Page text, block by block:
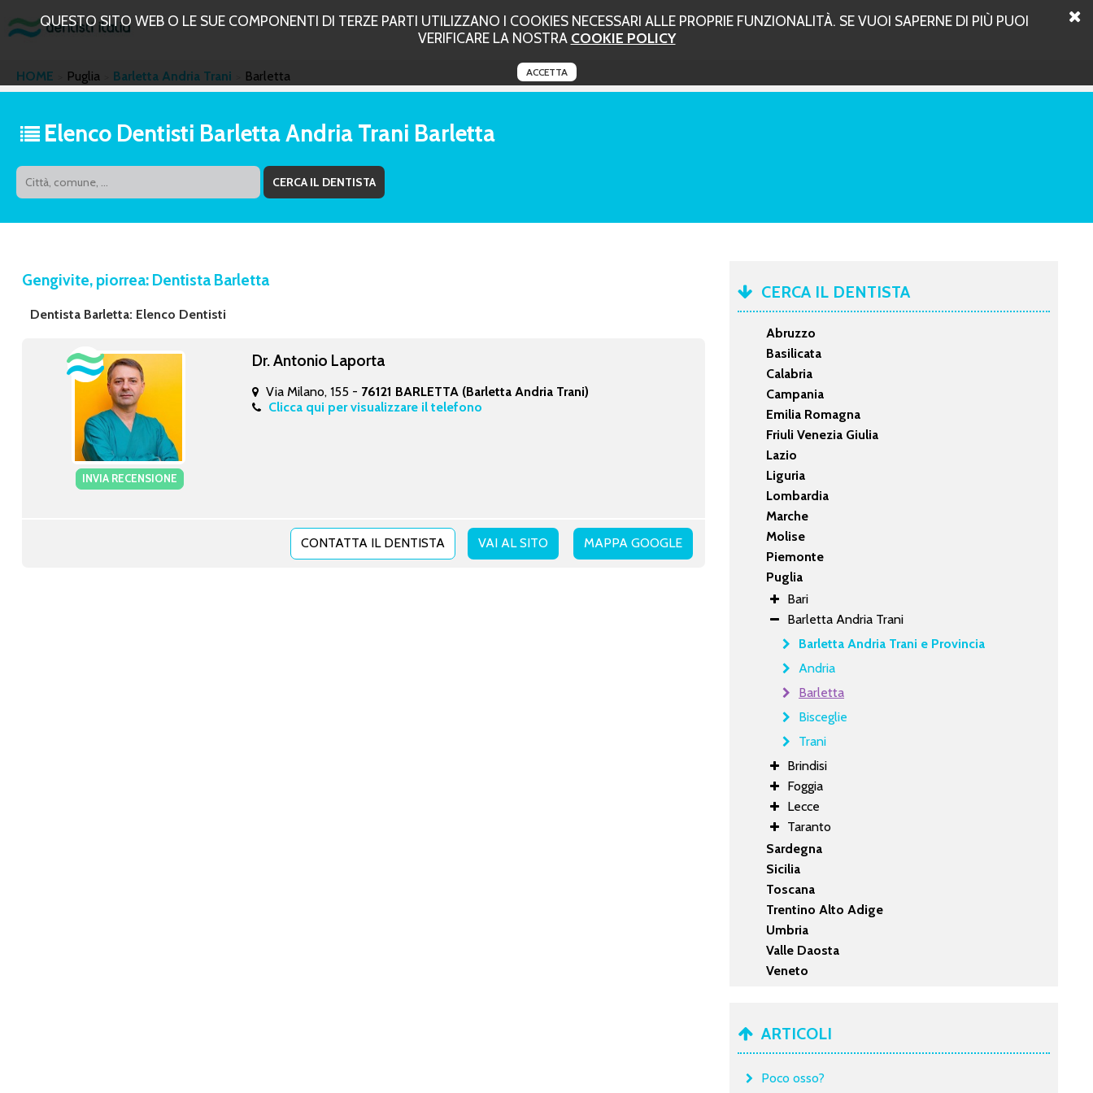
QUESTO SITO WEB O LE SUE COMPONENTI DI TERZE PARTI UTILIZZANO I COOKIES NECESSARI ALLE PROPRIE FUNZIONALITÀ. SE VUOI SAPERNE DI PIÙ PUOI
VERIFICARE LA NOSTRA COOKIE POLICY
ACCETTA
HOME Puglia Barletta Andria Trani Barletta
Elenco Dentisti Barletta Andria Trani Barletta
Gengivite, piorrea: Dentista Barletta
Dentista Barletta: Elenco Dentisti
INVIA RECENSIONE
Dr. Antonio Laporta
Via Milano, 155 - 76121 BARLETTA (Barletta Andria Trani)
Clicca qui per visualizzare il telefono
MAPPA GOOGLE
CONTATTA IL DENTISTA VAI AL SITO
CERCA IL DENTISTA
Abruzzo
Basilicata
Calabria
Campania
Emilia Romagna
Friuli Venezia Giulia
Lazio
Liguria
Lombardia
Marche
Molise
Piemonte
Puglia
Bari
Barletta Andria Trani
Barletta Andria Trani e Provincia
Andria
Barletta
Bisceglie
Trani
Brindisi
Foggia
Lecce
Taranto
Sardegna
Sicilia
Toscana
Trentino Alto Adige
Umbria
Valle Daosta
Veneto
ARTICOLI
Poco osso?